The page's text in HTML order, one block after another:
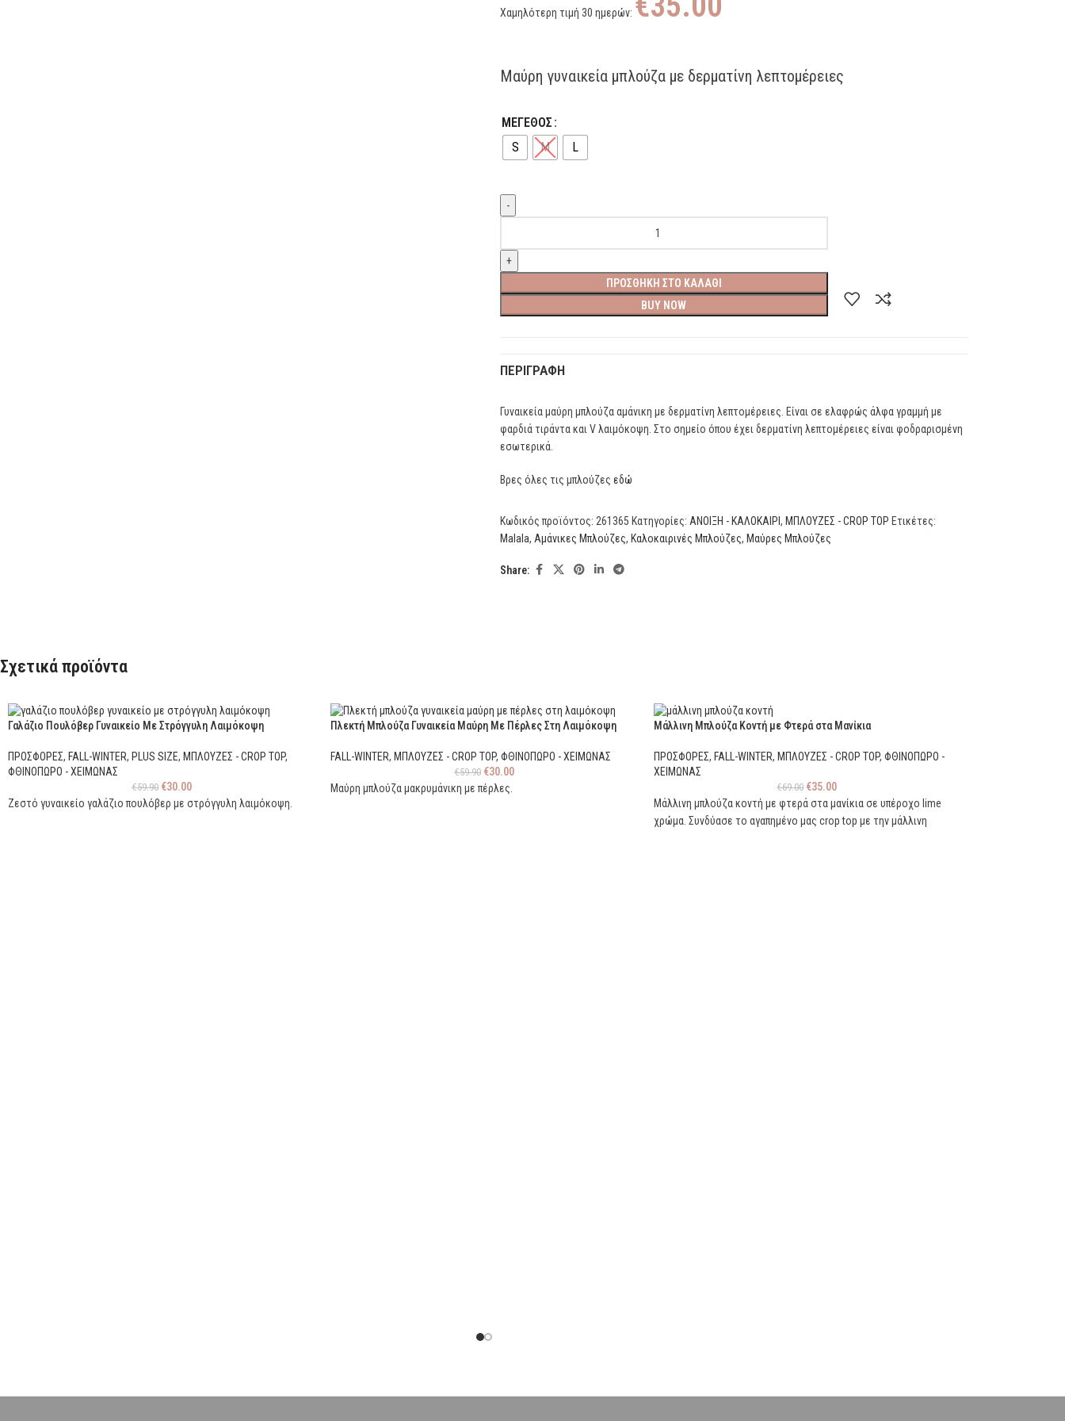
Χαμηλότερη τιμή 30 ημερών:
Μαύρη γυναικεία μπλούζα με δερματίνη λεπτομέρειες
ΜΕΓΕΘΟΣ
S
M L
ΠΡΟΣΘΉΚΗ ΣΤΟ ΚΑΛΆΘΙ
BUY NOW
ΠΕΡΙΓΡΑΦΉ
Γυναικεία μαύρη μπλούζα αμάνικη με δερματίνη λεπτομέρειες. Είναι σε ελαφρώς άλφα γραμμή με
φαρδιά τιράντα και V λαιμόκοψη. Στο σημείο όπου έχει δερματίνη λεπτομέρειες είναι φοδραρισμένη
εσωτερικά.
Βρες όλες τις μπλούζες εδώ
Κωδικός προϊόντος: 261365 Κατηγορίες: ΑΝΟΙΞΗ - ΚΑΛΟΚΑΙΡΙ , ΜΠΛΟΥΖΕΣ - CROP TOP Ετικέτες:
Malala, Αμάνικες Μπλούζες, Καλοκαιρινές Μπλούζες, Μαύρες Μπλούζες
Share:
Σχετικά προϊόντα
Γαλάζιο Πουλόβερ Γυναικείο Με Στρόγγυλη Λαιμόκοψη
ΠΡΟΣΦΟΡΕΣ, FALL-WINTER, PLUS SIZE, ΜΠΛΟΥΖΕΣ - CROP TOP,
ΦΘΙΝΟΠΩΡΟ - ΧΕΙΜΩΝΑΣ
€59.90 €30.00
Ζεστό γυναικείο γαλάζιο πουλόβερ με στρόγγυλη λαιμόκοψη.
Πλεκτή Μπλούζα Γυναικεία Μαύρη Με Πέρλες Στη Λαιμόκοψη
FALL-WINTER, ΜΠΛΟΥΖΕΣ - CROP TOP, ΦΘΙΝΟΠΩΡΟ - ΧΕΙΜΩΝΑΣ
€59.90 €30.00
Μαύρη μπλούζα μακρυμάνικη με πέρλες.
Μάλλινη Μπλούζα Κοντή με Φτερά στα Μανίκια
ΠΡΟΣΦΟΡΕΣ, FALL-WINTER, ΜΠΛΟΥΖΕΣ - CROP TOP, ΦΘΙΝΟΠΩΡΟ -
ΧΕΙΜΩΝΑΣ
€69.00 €35.00
Μάλλινη μπλούζα κοντή με φτερά στα μανίκια σε υπέροχο lime
χρώμα. Συνδύασε το αγαπημένο μας crop top με την μάλλινη